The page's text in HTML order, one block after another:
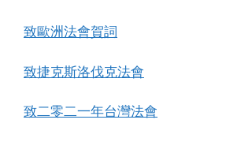
致歐洲法會賀詞
致捷克斯洛伐克法會
致二零二一年台灣法會